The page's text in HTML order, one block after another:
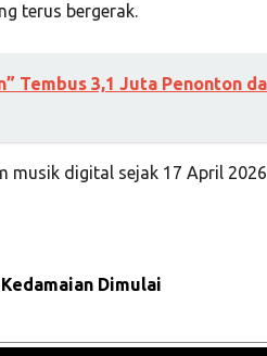
terus bergerak.
Tembus 3,1 Juta Penonton
musik digital sejak 17 April
Dimulai